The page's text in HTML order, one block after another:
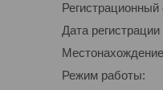
Дата
Режим работы: